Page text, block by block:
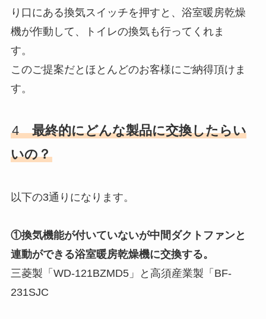
り口にある換気スイッチを押すと、浴室暖房乾燥
機が作動して、トイレの換気も行ってくれま
す。
このご提案だとほとんどのお客様にご納得頂けま
す。
4最終的にどんな製品に交換したらい
いの？
以下の3通りになります。
①換気機能が付いていないが中間ダクトファンと
連動ができる浴室暖房乾燥機に交換する。
三菱製「WD-121BZMD5」と高須産業製「BF-
231SJC